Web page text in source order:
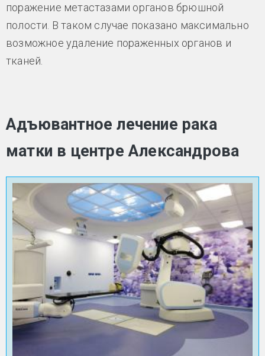
поражение метастазами органов брюшной
полости. В таком случае показано максимально
возможное удаление пораженных органов и
тканей.
Адъювантное лечение рака
матки в центре Александрова